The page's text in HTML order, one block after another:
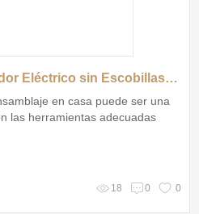
Descubre el Destornillador Eléctrico sin Escobillas HIMAX
en casa puede ser una
las herramientas adecuadas
18 0 0